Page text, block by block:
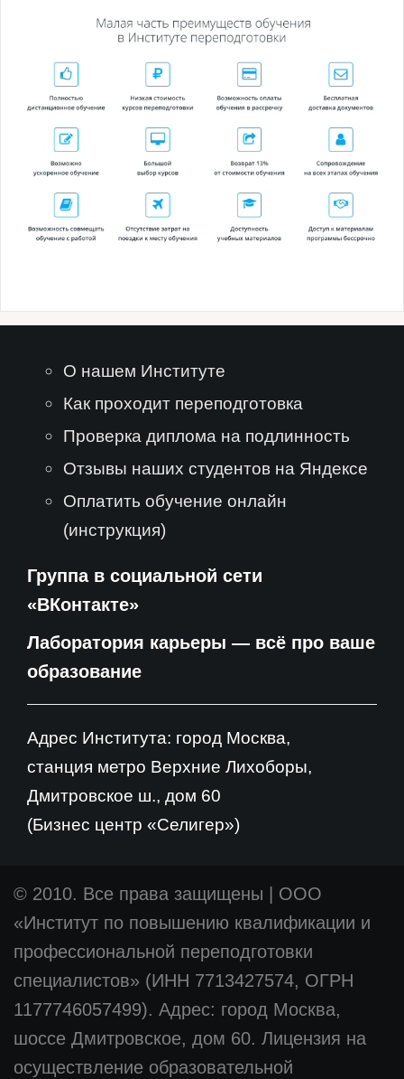
О нашем Институте
Как проходит переподготовка
Проверка диплома на подлинность
Отзывы наших студентов на Яндексе
Оплатить обучение онлайн
(инструкция)
Группа в социальной сети
«ВКонтакте»
Лаборатория карьеры — всё про ваше
образование
Адрес Института: город Москва,
станция метро Верхние Лихоборы,
Дмитровское ш., дом 60
(Бизнес центр «Селигер»)
© 2010. Все права защищены
ООО
«Институт по повышению квалификации и
профессиональной переподготовки
специалистов» (ИНН 7713427574, ОГРН
1177746057499). Адрес: город Москва,
шоссе Дмитровское, дом 60. Лицензия на
осуществление образовательной